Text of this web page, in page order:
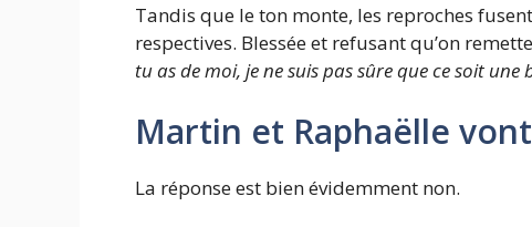
Tandis que le ton monte, les reproches
respectives. Blessée et refusant qu’on
tu as de moi, je ne suis pas sûre que ce soit une
Martin et Raphaëlle
La réponse est bien évidemment non.